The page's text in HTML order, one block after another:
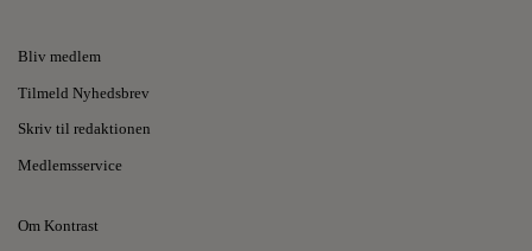
Bliv medlem
Tilmeld Nyhedsbrev
Skriv til redaktionen
Medlemsservice
Om Kontrast